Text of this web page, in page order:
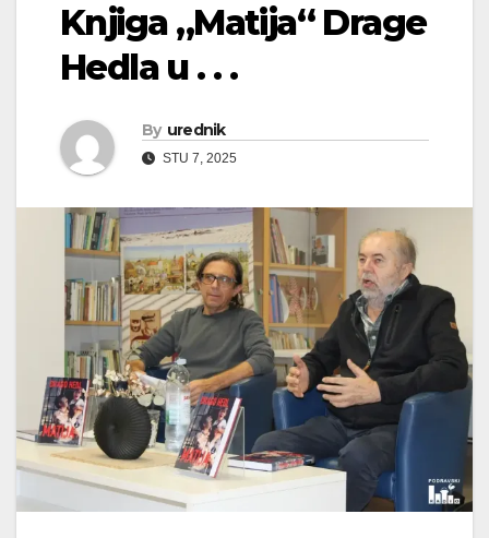
Knjiga „Matija“ Drage
Hedla u . . .
By urednik
STU 7, 2025